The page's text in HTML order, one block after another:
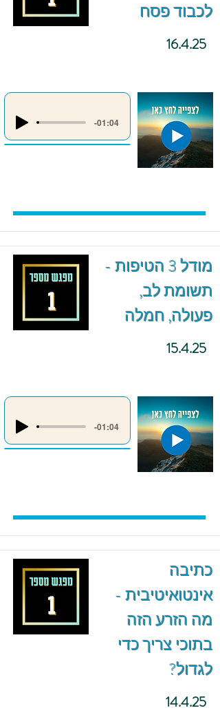
לכבוד פסח
16.4.25
-01:04
מודל 3 הטיפות -
תשומת לב,
פעולה, חמלה
15.4.25
-01:04
כתיבה
אינטואיטיבית -
מה הזרע הזה
בתוכי צריך כדי
לגדול?
14.4.25